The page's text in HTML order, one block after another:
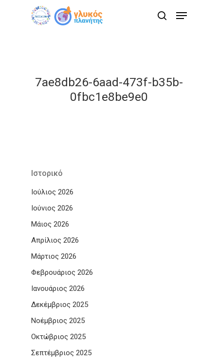
search
Menu
7ae8db26-6aad-473f-b35b-
0fbc1e8be9e0
Ιστορικό
Ιούλιος 2026
Ιούνιος 2026
Μάιος 2026
Απρίλιος 2026
Μάρτιος 2026
Φεβρουάριος 2026
Ιανουάριος 2026
Δεκέμβριος 2025
Νοέμβριος 2025
Οκτώβριος 2025
Σεπτέμβριος 2025